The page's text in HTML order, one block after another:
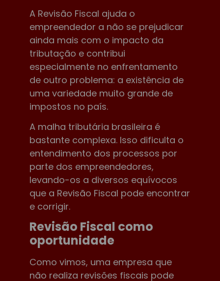
A Revisão Fiscal ajuda o
empreendedor a não se prejudicar
ainda mais com o impacto da
tributação e contribui
especialmente no enfrentamento
de outro problema: a existência de
uma variedade muito grande de
impostos no país.
A malha tributária brasileira é
bastante complexa. Isso dificulta o
entendimento dos processos por
parte dos empreendedores,
levando-os a diversos equívocos
que a Revisão Fiscal pode encontrar
e corrigir.
Revisão Fiscal como
oportunidade
Como vimos, uma empresa que
não realiza revisões fiscais pode